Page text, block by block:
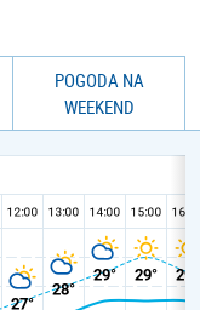
POGODA NA
WEEKEND